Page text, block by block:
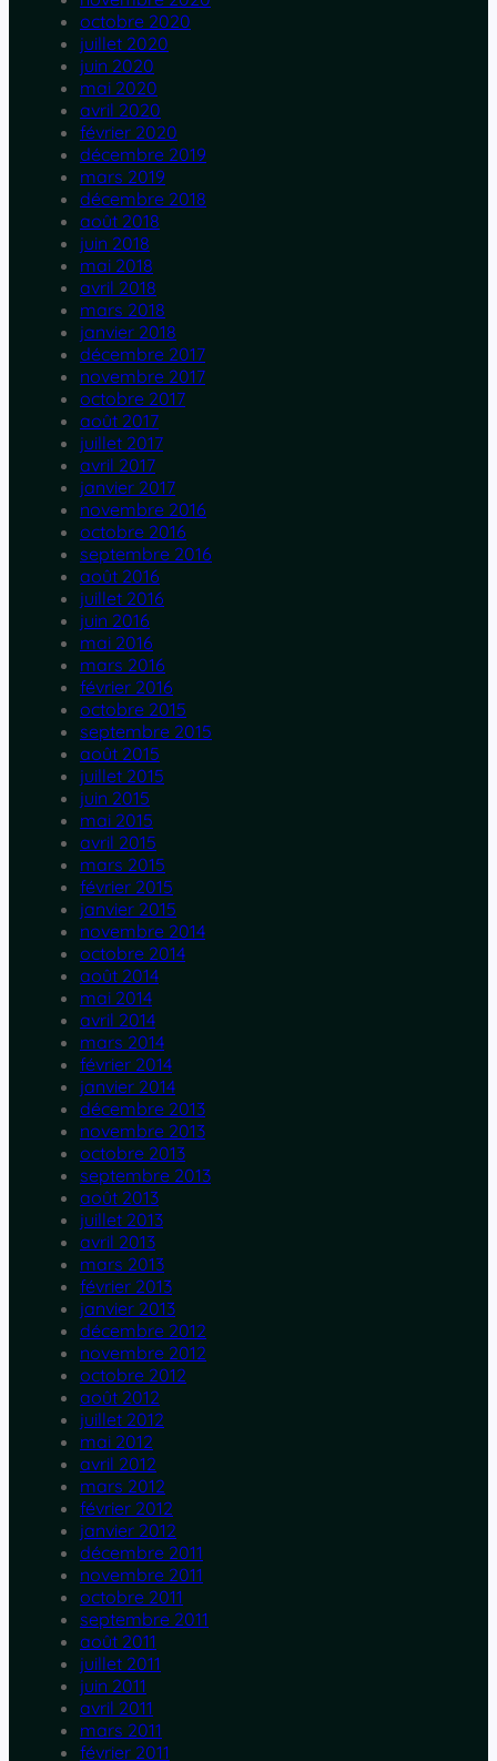
octobre 2020
juillet 2020
juin 2020
mai 2020
avril 2020
février 2020
décembre 2019
mars 2019
décembre 2018
août 2018
juin 2018
mai 2018
avril 2018
mars 2018
janvier 2018
décembre 2017
novembre 2017
octobre 2017
août 2017
juillet 2017
avril 2017
janvier 2017
novembre 2016
octobre 2016
septembre 2016
août 2016
juillet 2016
juin 2016
mai 2016
mars 2016
février 2016
octobre 2015
septembre 2015
août 2015
juillet 2015
juin 2015
mai 2015
avril 2015
mars 2015
février 2015
janvier 2015
novembre 2014
octobre 2014
août 2014
mai 2014
avril 2014
mars 2014
février 2014
janvier 2014
décembre 2013
novembre 2013
octobre 2013
septembre 2013
août 2013
juillet 2013
avril 2013
mars 2013
février 2013
janvier 2013
décembre 2012
novembre 2012
octobre 2012
août 2012
juillet 2012
mai 2012
avril 2012
mars 2012
février 2012
janvier 2012
décembre 2011
novembre 2011
octobre 2011
septembre 2011
août 2011
juillet 2011
juin 2011
avril 2011
mars 2011
février 2011